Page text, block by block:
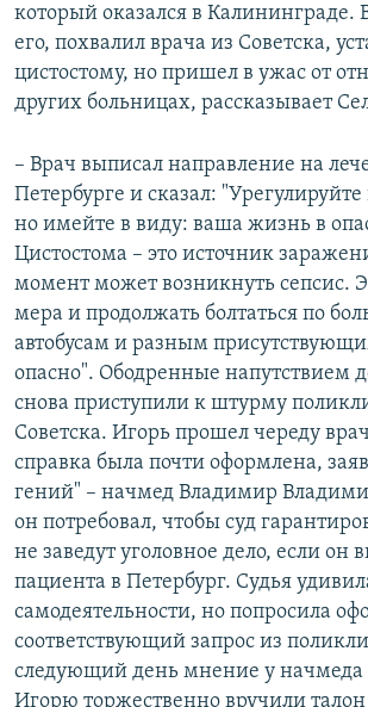
который оказался в Калининграде.
его, похвалил врача из Советска,
цистостому, но пришел в ужас от
других больницах, рассказывает
– Врач выписал направление на
Петербурге и сказал: "Урегулируйте
но имейте в виду: ваша жизнь в
Цистостома – это источник
момент может возникнуть сепсис.
мера и продолжать болтаться по
автобусам и разным
опасно". Ободренные напутствием
снова приступили к штурму
Советска. Игорь прошел череду
справка была почти оформлена,
гений" – начмед Владимир
он потребовал, чтобы суд
не заведут уголовное дело, если он
пациента в Петербург. Судья
самодеятельности, но попросила
соответствующий запрос из
следующий день мнение у начмеда
Игорю торжественно вручили